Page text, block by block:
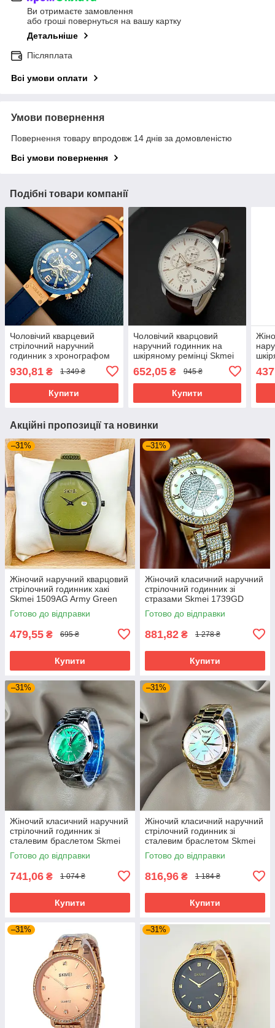
Ви отримаєте замовлення
або гроші повернуться на вашу картку
Детальніше
Післяплата
Всі умови оплати
Умови повернення
Повернення товару впродовж 14 днів за домовленістю
Всі умови повернення
Подібні товари компанії
Чоловічий кварцевий
стрілочний наручний
годинник з хронографом
Curren 8329 оригінал. Зі
шкіряним ремінцем. Blue-
Cuprum
930,81 ₴ 1 349 ₴
Купити
Чоловічий кварцовий
наручний годинник на
шкіряному ремінці Skmei
652,05₴ 945 ₴
Купити
Акційні пропозиції та новинки
–31%
Жіночий наручний кварцовий
стрілочний годинник хакі
Skmei 1509AG Army Green
Готово до відправки
479,55 ₴ 695 ₴
Купити
–31%
Жіночий класичний наручний
стрілочний годинник зі
стразами Skmei 1739GD
Готово до відправки
881,82 ₴ 1 278 ₴
Купити
–31%
Жіночий класичний наручний
стрілочний годинник зі
сталевим браслетом Skmei
1964 SIGN
Готово до відправки
741,06 ₴ 1 074 ₴
Купити
–31%
Жіночий класичний наручний
стрілочний годинник зі
сталевим браслетом Skmei
1964 GDWT
Готово до відправки
816,96 ₴ 1 184 ₴
Купити
–31% –31%